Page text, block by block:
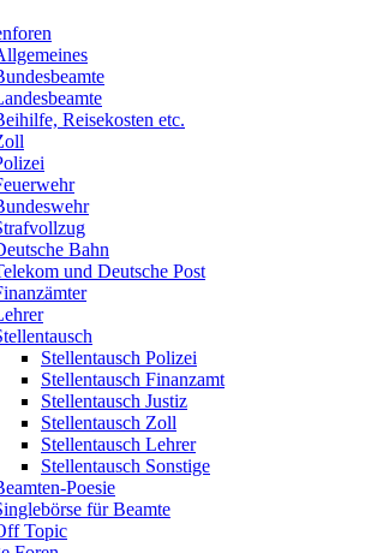
Reisekosten etc.
Bahn
und Deutsche Post
Stellentausch Polizei
Stellentausch Finanzamt
Stellentausch Justiz
Stellentausch Zoll
Stellentausch Lehrer
Stellentausch Sonstige
Poesie
für Beamte
Topic